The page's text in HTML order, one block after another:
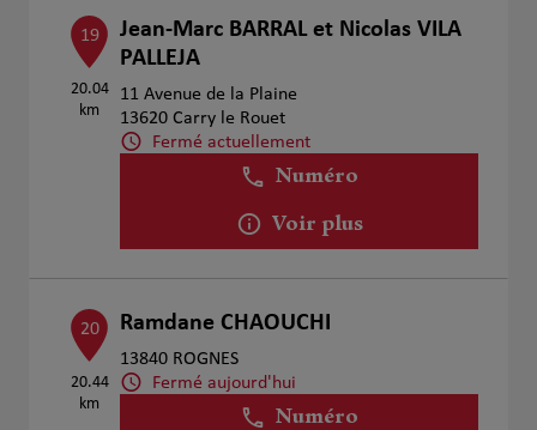
19
20.04
km
Jean-Marc BARRAL et Nicolas VILA
PALLEJA
11 Avenue de la Plaine
13620 Carry le Rouet
Fermé actuellement
Numéro
Voir plus
20
20.44
km
Ramdane CHAOUCHI
13840 ROGNES
Fermé aujourd'hui
Numéro